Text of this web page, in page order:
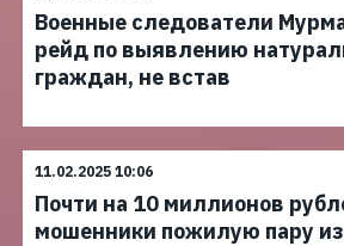
Военные следователи
рейд по выявлению
граждан, не встав
11.02.2025 10:06
Почти на 10 миллионов
мошенники пожилую пару